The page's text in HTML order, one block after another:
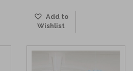
Add to
Wishlist